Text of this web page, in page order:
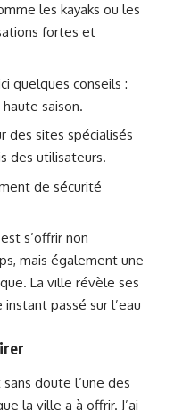
les kayaks ou les
fortes et
quelques conseils :
saison.
des sites spécialisés
des utilisateurs.
de sécurité
s’offrir non
mais également une
La ville révèle ses
passé sur l’eau
doute l’une des
la ville a à offrir. J’ai